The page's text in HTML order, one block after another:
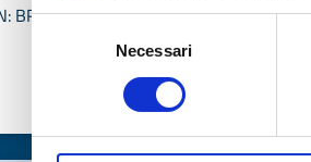
Necessari
BRES20251111013
SCOPRI DI PIÙ →